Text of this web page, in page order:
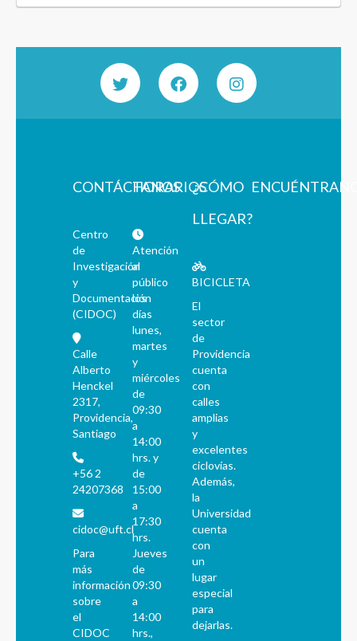
CONTÁCTANOS
Centro
de
Investigación
y
Documentación
(CIDOC)
Calle
Alberto
Henckel
2317,
Providencia,
Santiago
+56 2
24207368
cidoc@uft.cl
Para
más
información
sobre
el
CIDOC
HORARIOS
Atención
al
público
los
días
lunes,
martes
y
miércoles
de
09:30
a
14:00
hrs. y
de
15:00
a
17:30
hrs.
Jueves
de
09:30
a
14:00
hrs.,
¿CÓMO
LLEGAR?
BICICLETA
El
sector
de
Providencia
cuenta
con
calles
amplias
y
excelentes
ciclovías.
Además,
la
Universidad
cuenta
con
un
lugar
especial
para
dejarlas.